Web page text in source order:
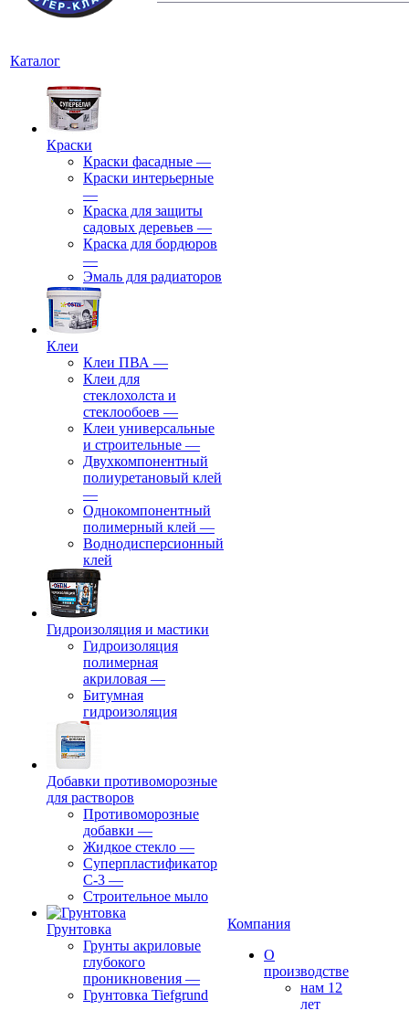
Каталог
Краски
Краски фасадные —
Краски интерьерные
—
Краска для защиты
садовых деревьев —
⁠Краска для бордюров
—
Эмаль для радиаторов
Клеи
Клеи ПВА —
Клеи для
стеклохолста и
стеклообоев —
Клеи универсальные
и строительные —
Двухкомпонентный
полиуретановый клей
—
Однокомпонентный
полимерный клей —
Воднодисперсионный
клей
Гидроизоляция и мастики
Гидроизоляция
полимерная
акриловая —
Битумная
гидроизоляция
Добавки противоморозные
для растворов
Противоморозные
добавки —
Жидкое стекло —
Суперпластификатор
С-3 —
Строительное мыло
Грунтовка
Грунты акриловые
глубокого
проникновения —
Грунтовка Tiefgrund
Компания
О
производстве
нам 12
лет